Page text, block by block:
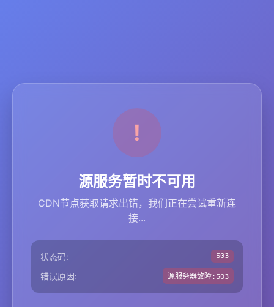
源服务暂时不可用
CDN节点获取请求出错，我们正在尝试重新连
接...
状态码: 503
错误原因: 源服务器故障:503